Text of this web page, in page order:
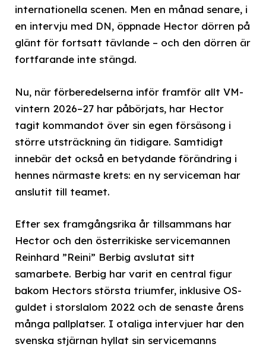
internationella scenen. Men en månad senare, i
en intervju med DN, öppnade Hector dörren på
glänt för fortsatt tävlande – och den dörren är
fortfarande inte stängd.
Nu, när förberedelserna inför framför allt VM-
vintern 2026–27 har påbörjats, har Hector
tagit kommandot över sin egen försäsong i
större utsträckning än tidigare. Samtidigt
innebär det också en betydande förändring i
hennes närmaste krets: en ny serviceman har
anslutit till teamet.
Efter sex framgångsrika år tillsammans har
Hector och den österrikiske servicemannen
Reinhard ”Reini” Berbig avslutat sitt
samarbete. Berbig har varit en central figur
bakom Hectors största triumfer, inklusive OS-
guldet i storslalom 2022 och de senaste årens
många pallplatser. I otaliga intervjuer har den
svenska stjärnan hyllat sin servicemanns